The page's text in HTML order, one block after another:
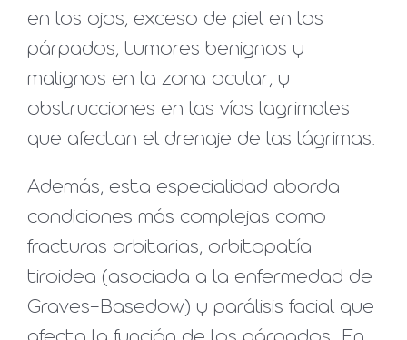
en los ojos, exceso de piel en los
párpados, tumores benignos y
malignos en la zona ocular, y
obstrucciones en las vías lagrimales
que afectan el drenaje de las lágrimas.
Además, esta especialidad aborda
condiciones más complejas como
fracturas orbitarias, orbitopatía
tiroidea (asociada a la enfermedad de
Graves-Basedow) y parálisis facial que